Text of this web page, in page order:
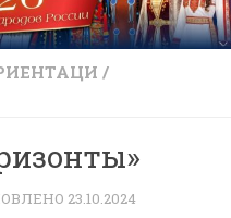
/
23.10.2024